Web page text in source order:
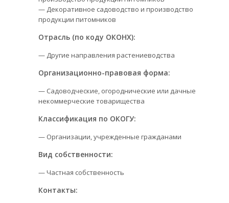
— Декоративное садоводство и производство
продукции питомников
Отрасль (по коду ОКОНХ):
— Другие направления растениеводства
Организационно-правовая форма:
— Садоводческие, огороднические или дачные
некоммерческие товарищества
Классификация по ОКОГУ:
— Организации, учрежденные гражданами
Вид собственности:
— Частная собственность
Контакты: